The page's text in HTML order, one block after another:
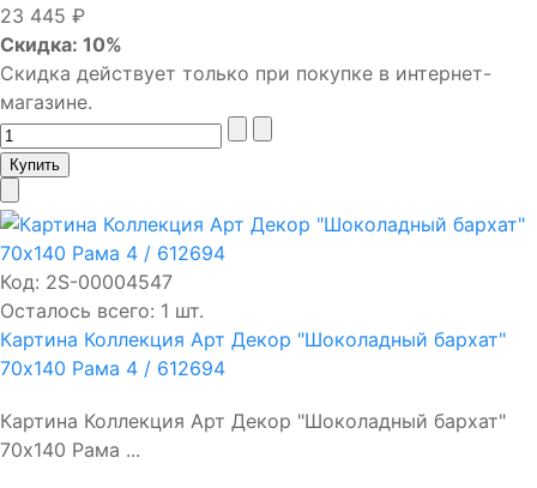
23 445 ₽
Скидка: 10%
Скидка действует только при покупке в интернет-
магазине.
Код: 2S-00004547
Осталось всего: 1 шт.
Картина Коллекция Арт Декор "Шоколадный бархат"
70х140 Рама 4 / 612694
Картина Коллекция Арт Декор "Шоколадный бархат"
70х140 Рама ...